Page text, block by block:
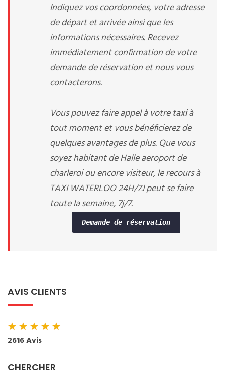
Indiquez vos coordonnées, votre adresse
de départ et arrivée ainsi que les
informations nécessaires. Recevez
immédiatement confirmation de votre
demande de réservation et nous vous
contacterons.
Vous pouvez faire appel à votretaxià
tout moment et vous bénéficierez de
quelques avantages de plus. Que vous
soyez habitant de Halle aeroport de
charleroi ou encore visiteur, le recours à
TAXI WATERLOO 24H/7J peut se faire
toute la semaine, 7j/7.
Demande de réservation
AVIS CLIENTS
★★★★★
2616 Avis
CHERCHER